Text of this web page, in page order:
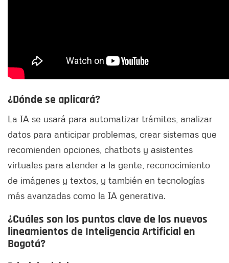
¿Dónde se aplicará?
La IA se usará para automatizar trámites, analizar
datos para anticipar problemas, crear sistemas que
recomienden opciones, chatbots y asistentes
virtuales para atender a la gente, reconocimiento
de imágenes y textos, y también en tecnologías
más avanzadas como la IA generativa.
¿Cuáles son los puntos clave de los nuevos
lineamientos de Inteligencia Artificial en
Bogotá?